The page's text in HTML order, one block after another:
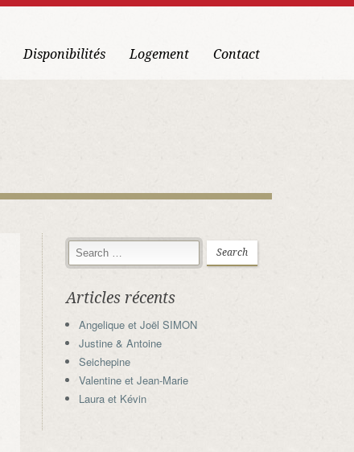
Disponibilités Logement Contact
Articles récents
Angelique et Joël SIMON
Justine & Antoine
Seichepine
Valentine et Jean-Marie
Laura et Kévin